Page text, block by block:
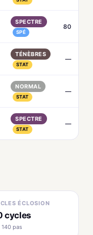
SPECTRE
SPÉ
80
TÉNÈBRES
STAT
—
NORMAL
STAT
—
SPECTRE
STAT
—
ÉCLOSION
cycles
140 pas